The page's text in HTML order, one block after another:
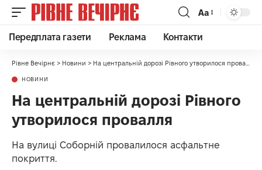
Аа
Передплата газети Реклама Контакти
Рівне Вечірнє > Новини > На центральній дорозі Рівного утворилося провалля
НОВИНИ
На центральній дорозі Рівного
утворилося провалля
На вулиці Соборній провалилося асфальтне
покриття.